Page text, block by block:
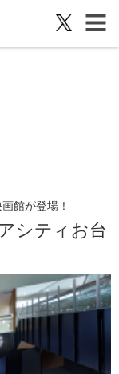
館が登場！
シティお台